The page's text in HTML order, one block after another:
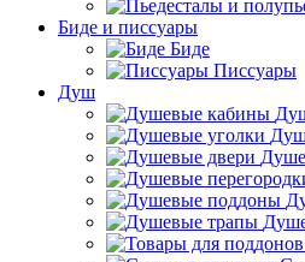
Биде и писсуары
Биде
Писсуары
Душ